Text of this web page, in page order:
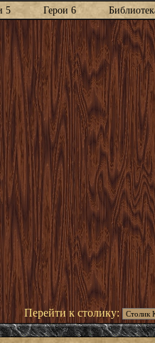
5 Герои 6
Перейти к столику: